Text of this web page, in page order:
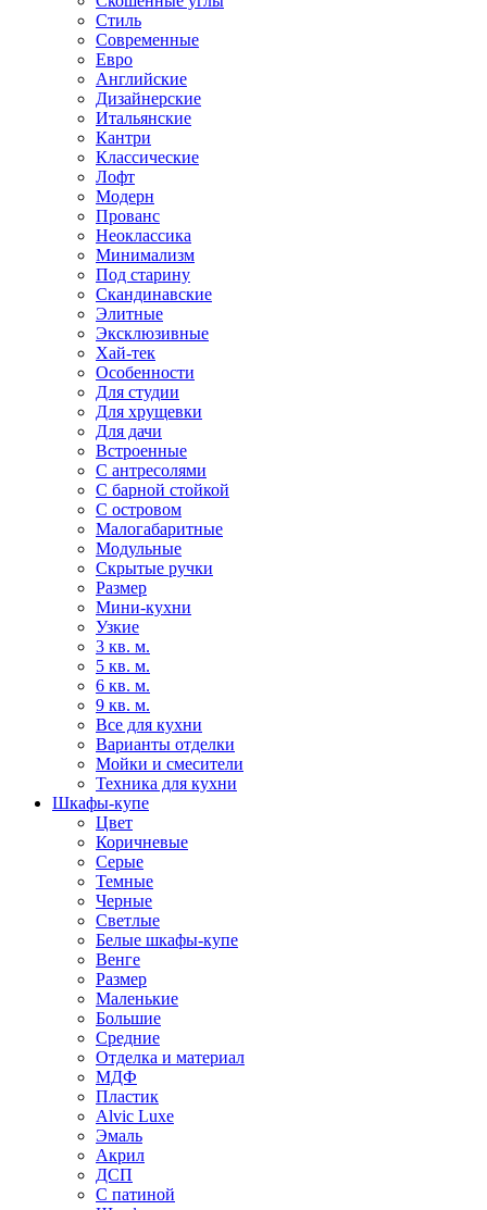
Стиль
Современные
Евро
Английские
Дизайнерские
Итальянские
Кантри
Классические
Лофт
Модерн
Прованс
Неоклассика
Минимализм
Под старину
Скандинавские
Элитные
Эксклюзивные
Хай-тек
Особенности
Для студии
Для хрущевки
Для дачи
Встроенные
С антресолями
С барной стойкой
С островом
Малогабаритные
Модульные
Скрытые ручки
Размер
Мини-кухни
Узкие
3 кв. м.
5 кв. м.
6 кв. м.
9 кв. м.
Все для кухни
Варианты отделки
Мойки и смесители
Техника для кухни
Шкафы-купе
Цвет
Коричневые
Серые
Темные
Черные
Светлые
Белые шкафы-купе
Венге
Размер
Маленькие
Большие
Средние
Отделка и материал
МДФ
Пластик
Alvic Luxe
Эмаль
Акрил
ДСП
С патиной